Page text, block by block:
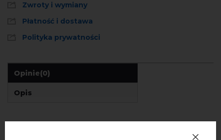
Zwroty i wymiany
Płatność i dostawa
Polityka prywatności
Opinie(0)
Opis